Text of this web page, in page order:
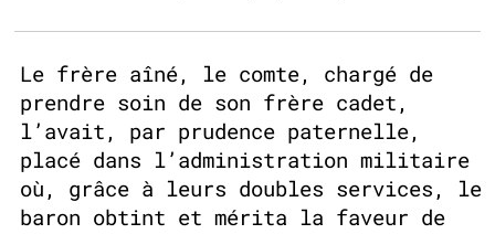
Le frère aîné, le comte, chargé de
prendre soin de son frère cadet,
l’avait, par prudence paternelle,
placé dans l’administration militaire
où, grâce à leurs doubles services, le
baron obtint et mérita la faveur de